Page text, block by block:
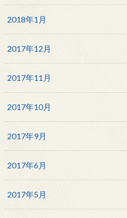
2018年1月
2017年12月
2017年11月
2017年10月
2017年9月
2017年6月
2017年5月